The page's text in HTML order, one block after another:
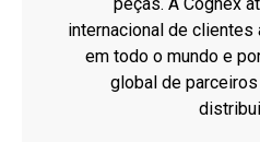
internacional de
em todo o mundo e
global de